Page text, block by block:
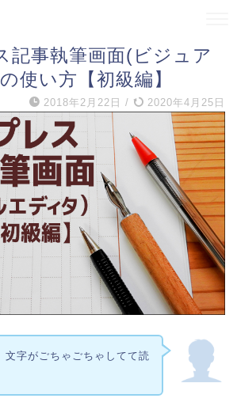
記事執筆画面(ビジュア
使い方【初級編】
2018年2月22日 / 2020年4月25日
文字がごちゃごちゃしてて読